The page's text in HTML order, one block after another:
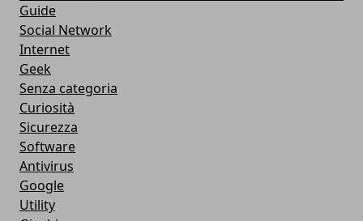
Guide
Social Network
Internet
Geek
Senza categoria
Curiosità
Sicurezza
Software
Antivirus
Google
Utility